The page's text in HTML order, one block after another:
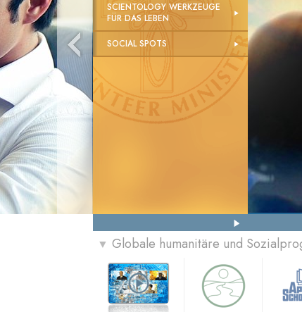
SCIENTOLOGY WERKZEUGE
FÜR DAS LEBEN
SOCIAL SPOTS
▼ Globale humanitäre und